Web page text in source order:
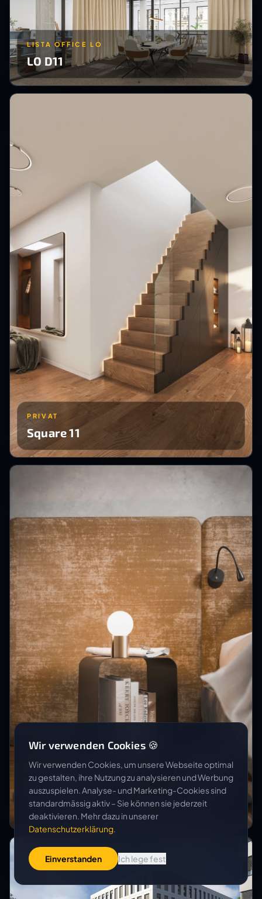
LISTA OFFICE LO
LO D11
PRIVAT
Square 11
LISTA OFFICE LO
LO Plug
Wir verwenden Cookies 🍪
Wir verwenden Cookies, um unsere Webseite optimal
zu gestalten, ihre Nutzung zu analysieren und Werbung
auszuspielen. Analyse- und Marketing-Cookies sind
standardmässig aktiv – Sie können sie jederzeit
deaktivieren. Mehr dazu in unserer
Datenschutzerklärung.
Einverstanden Ich lege fest